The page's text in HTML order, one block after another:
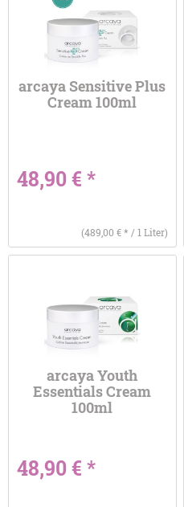
arcaya Sensitive Plus
Cream 100ml
48,90 € *
(489,00 € * / 1 Liter)
arcaya Youth
Essentials Cream
100ml
48,90 € *